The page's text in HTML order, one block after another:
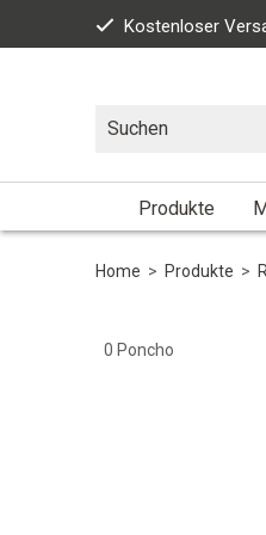
Kostenloser
Produkte
Home > Produkte >
0 Poncho